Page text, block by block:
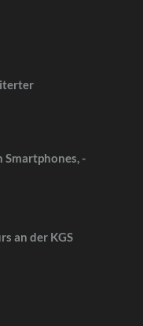
-
an der KGS